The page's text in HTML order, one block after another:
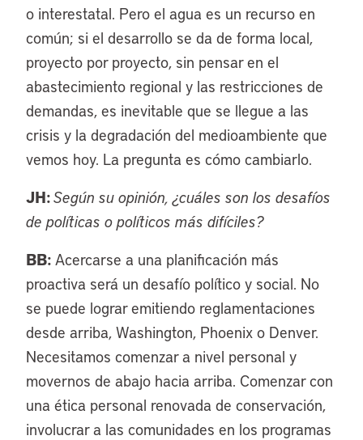
o interestatal. Pero el agua es un recurso en
común; si el desarrollo se da de forma local,
proyecto por proyecto, sin pensar en el
abastecimiento regional y las restricciones de
demandas, es inevitable que se llegue a las
crisis y la degradación del medioambiente que
vemos hoy. La pregunta es cómo cambiarlo.
JH:Según su opinión, ¿cuáles son los desafíos
de políticas o políticos más difíciles?
BB: Acercarse a una planificación más
proactiva será un desafío político y social. No
se puede lograr emitiendo reglamentaciones
desde arriba, Washington, Phoenix o Denver.
Necesitamos comenzar a nivel personal y
movernos de abajo hacia arriba. Comenzar con
una ética personal renovada de conservación,
involucrar a las comunidades en los programas